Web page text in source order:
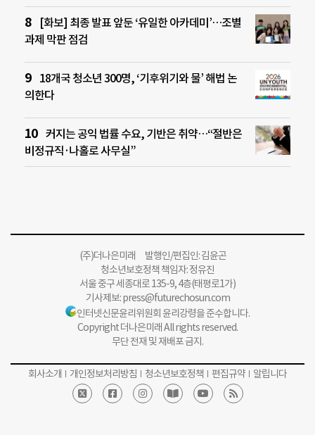
[화보] 최종 발표 앞둔 ‘유일한 아카데미’…조별
과제 막판 점검
18개국 청소년 300명, ‘기후위기와 물’ 해법 논
의한다
커지는 공익 법률 수요, 기반은 취약…“절반은
비정규직·나홀로 사무실”
(주)더나은미래 발행인/편집인: 김윤곤
청소년보호정책 책임자: 정유진
서울 중구 세종대로 135-9, 4층(태평로1가)
기사제보:press@futurechosun.com
인터넷신문윤리위원회 윤리강령을 준수합니다.
Copyright 더나은미래 All rights reserved.
무단 전재 및 재배포 금지.
회사소개 개인정보처리방침 청소년보호정책 편집규약 알립니다